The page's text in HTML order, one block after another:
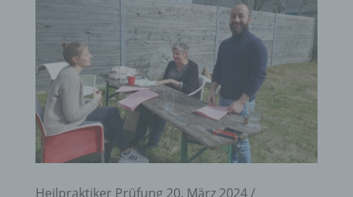
Heilpraktiker Prüfung 20. März 2024 /